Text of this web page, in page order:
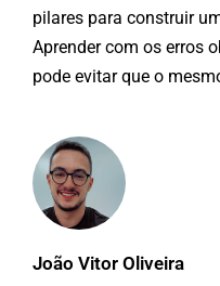
João Vitor Oliveira
pilares para construir
Aprender com os erros
pode evitar que o